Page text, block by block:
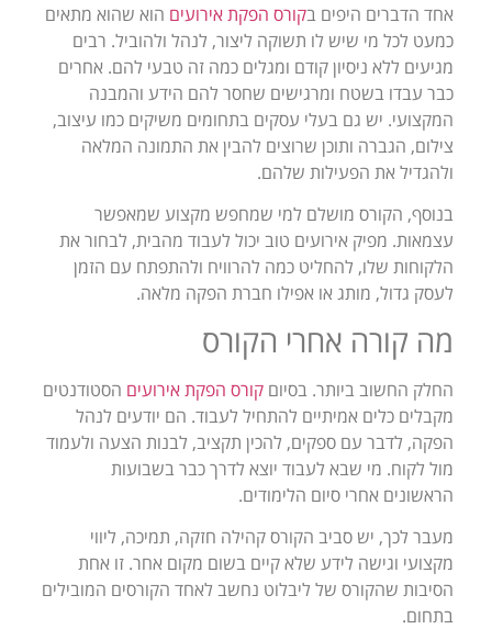
אחד הדברים היפים בקורס הפקת אירועים הוא שהוא מתאים
כמעט לכל מי שיש לו תשוקה ליצור, לנהל ולהוביל. רבים
מגיעים ללא ניסיון קודם ומגלים כמה זה טבעי להם. אחרים
כבר עבדו בשטח ומרגישים שחסר להם הידע והמבנה
המקצועי. יש גם בעלי עסקים בתחומים משיקים כמו עיצוב,
צילום, הגברה ותוכן שרוצים להבין את התמונה המלאה
ולהגדיל את הפעילות שלהם.
בנוסף, הקורס מושלם למי שמחפש מקצוע שמאפשר
עצמאות. מפיק אירועים טוב יכול לעבוד מהבית, לבחור את
הלקוחות שלו, להחליט כמה להרוויח ולהתפתח עם הזמן
לעסק גדול, מותג או אפילו חברת הפקה מלאה.
מה קורה אחרי הקורס
החלק החשוב ביותר. בסיום קורס הפקת אירועים הסטודנטים
מקבלים כלים אמיתיים להתחיל לעבוד. הם יודעים לנהל
הפקה, לדבר עם ספקים, להכין תקציב, לבנות הצעה ולעמוד
מול לקוח. מי שבא לעבוד יוצא לדרך כבר בשבועות
הראשונים אחרי סיום הלימודים.
מעבר לכך, יש סביב הקורס קהילה חזקה, תמיכה, ליווי
מקצועי וגישה לידע שלא קיים בשום מקום אחר. זו אחת
הסיבות שהקורס של ליבלוט נחשב לאחד הקורסים המובילים
בתחום.